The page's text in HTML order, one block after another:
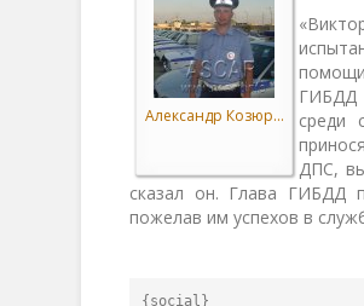
Александр Козюр...
ГИБДД
среди
ДПС,
сказал он. Глава ГИБДД
пожелав им успехов в
{social}